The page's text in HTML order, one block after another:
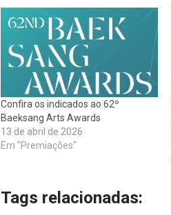
Confira os indicados ao 62º
Baeksang Arts Awards
13 de abril de 2026
Em "Premiações"
Tags relacionadas: